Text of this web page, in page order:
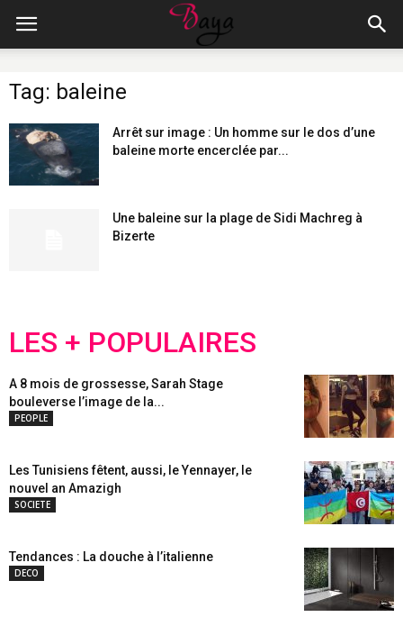
Tag: baleine
Arrêt sur image : Un homme sur le dos d’une
baleine morte encerclée par...
Une baleine sur la plage de Sidi Machreg à
Bizerte
LES + POPULAIRES
A 8 mois de grossesse, Sarah Stage
bouleverse l’image de la...
PEOPLE
Les Tunisiens fêtent, aussi, le Yennayer, le
nouvel an Amazigh
SOCIETE
Tendances : La douche à l’italienne
DECO